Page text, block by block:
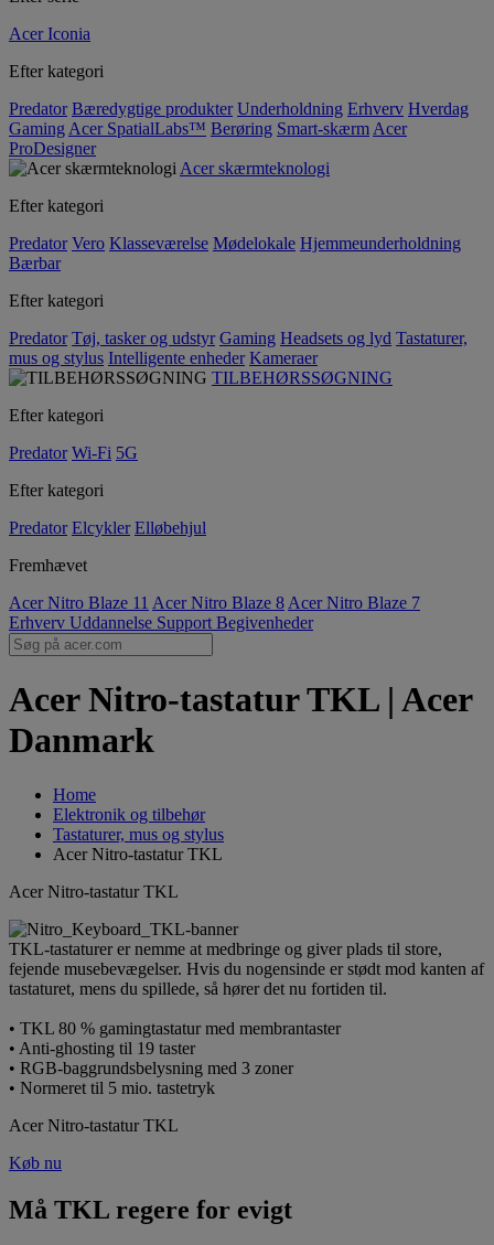
Acer Iconia
Efter kategori
Predator Bæredygtige produkter Underholdning Erhverv Hverdag
Gaming Acer SpatialLabs™ Berøring Smart-skærm Acer
ProDesigner
Acer skærmteknologi
Efter kategori
Predator Vero Klasseværelse Mødelokale Hjemmeunderholdning
Bærbar
Efter kategori
Predator Tøj, tasker og udstyr Gaming Headsets og lyd Tastaturer,
mus og stylus Intelligente enheder Kameraer
TILBEHØRSSØGNING
Efter kategori
Predator Wi-Fi 5G
Efter kategori
Predator Elcykler Elløbehjul
Fremhævet
Acer Nitro Blaze 11 Acer Nitro Blaze 8 Acer Nitro Blaze 7
Erhverv Uddannelse Support Begivenheder
Acer Nitro-tastatur TKL | Acer
Danmark
Home
Elektronik og tilbehør
Tastaturer, mus og stylus
Acer Nitro-tastatur TKL
Acer Nitro-tastatur TKL
TKL-tastaturer er nemme at medbringe og giver plads til store,
fejende musebevægelser. Hvis du nogensinde er stødt mod kanten af
tastaturet, mens du spillede, så hører det nu fortiden til.
• TKL 80 % gamingtastatur med membrantaster
• Anti-ghosting til 19 taster
• RGB-baggrundsbelysning med 3 zoner
• Normeret til 5 mio. tastetryk
Acer Nitro-tastatur TKL
Køb nu
Må TKL regere for evigt